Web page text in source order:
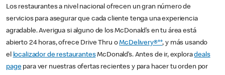
Los restaurantes a nivel nacional ofrecen un gran número de
servicios para asegurar que cada cliente tenga una experiencia
agradable. Averigua si alguno de los McDonald’s en tu área está
abierto 24 horas, ofrece Drive Thru oMcDelivery®**, y más usando
el localizador de restaurantesMcDonald’s. Antes de ir, exploradeals
pagepara ver nuestras ofertas recientes y para hacer tu orden por